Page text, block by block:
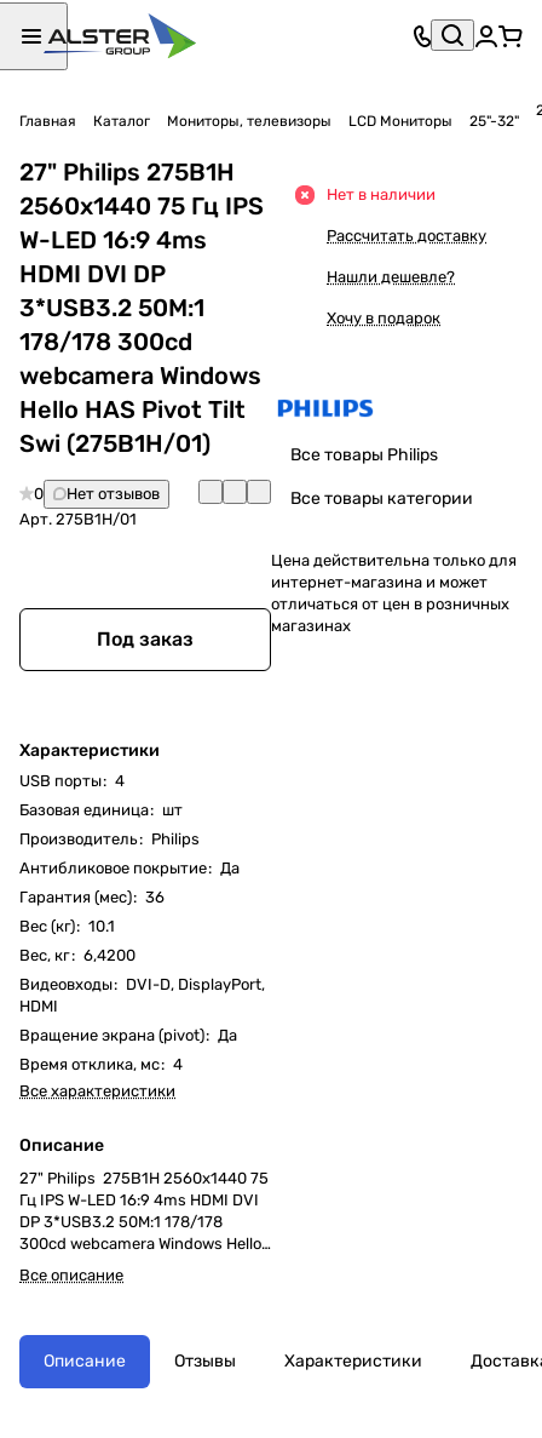
Главная Каталог Мониторы, телевизоры LCD Мониторы 25"-32"
27" Philips 275B1H
2560x1440 75 Гц IPS
W-LED 16:9 4ms
HDMI DVI DP
3*USB3.2 50M:1
178/178 300cd
webcamera Windows
Hello HAS Pivot Tilt
Swi (275B1H/01)
0
Нет отзывов
Арт. 275B1H/01
Под заказ
Характеристики
USB порты: 4
Базовая единица: шт
Производитель: Philips
Антибликовое покрытие: Да
Гарантия (мес): 36
Вес (кг): 10.1
Вес, кг: 6,4200
Видеовходы: DVI-D, DisplayPort,
HDMI
Вращение экрана (pivot): Да
Время отклика, мс: 4
Все характеристики
Описание
27" Philips 275B1H 2560x1440 75
Гц IPS W-LED 16:9 4ms HDMI DVI
DP 3*USB3.2 50M:1 178/178
300cd webcamera Windows Hello
HAS Pivot Tilt Swivel Speakers
Black
Все описание
Нет в наличии
Рассчитать доставку
Нашли дешевле?
Хочу в подарок
Все товары Philips
Все товары категории
Цена действительна только для
интернет-магазина и может
отличаться от цен в розничных
магазинах
Описание Отзывы Характеристики